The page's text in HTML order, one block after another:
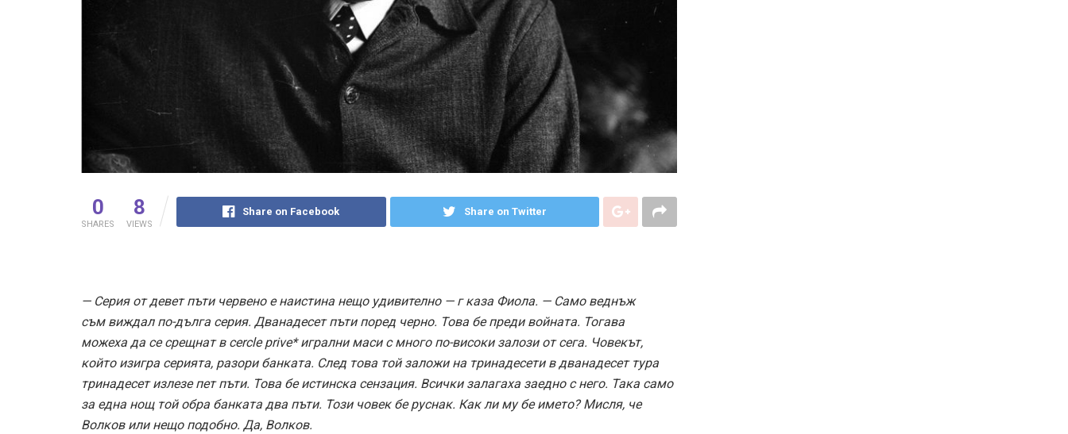
0
SHARES
8
VIEWS
Share on Facebook Share on Twitter
— Серия от девет пъти червено е наистина нещо удивително — г каза Фиола. — Само веднъж
съм виждал по-дълга серия. Дванадесет пъти поред черно. Това бе преди войната. Тогава
можеха да се срещнат в cercle prive* игрални маси с много по-високи залози от сега. Човекът,
който изигра серията, разори банката. След това той заложи на тринадесети в дванадесет тура
тринадесет излезе пет пъти. Това бе истинска сензация. Всички залагаха заедно с него. Така само
за една нощ той обра банката два пъти. Този човек бе руснак. Как ли му бе името? Мисля, че
Волков или нещо подобно. Да, Волков.